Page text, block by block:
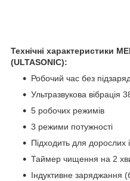
Технічні характеристики
(ULTASONIC):
Робочий час без
Ультразвукова вібрація
5 робочих режимів
3 режими потужності
Підходить для дорослих і
Таймер чищення на 2
Індуктивне заряджання